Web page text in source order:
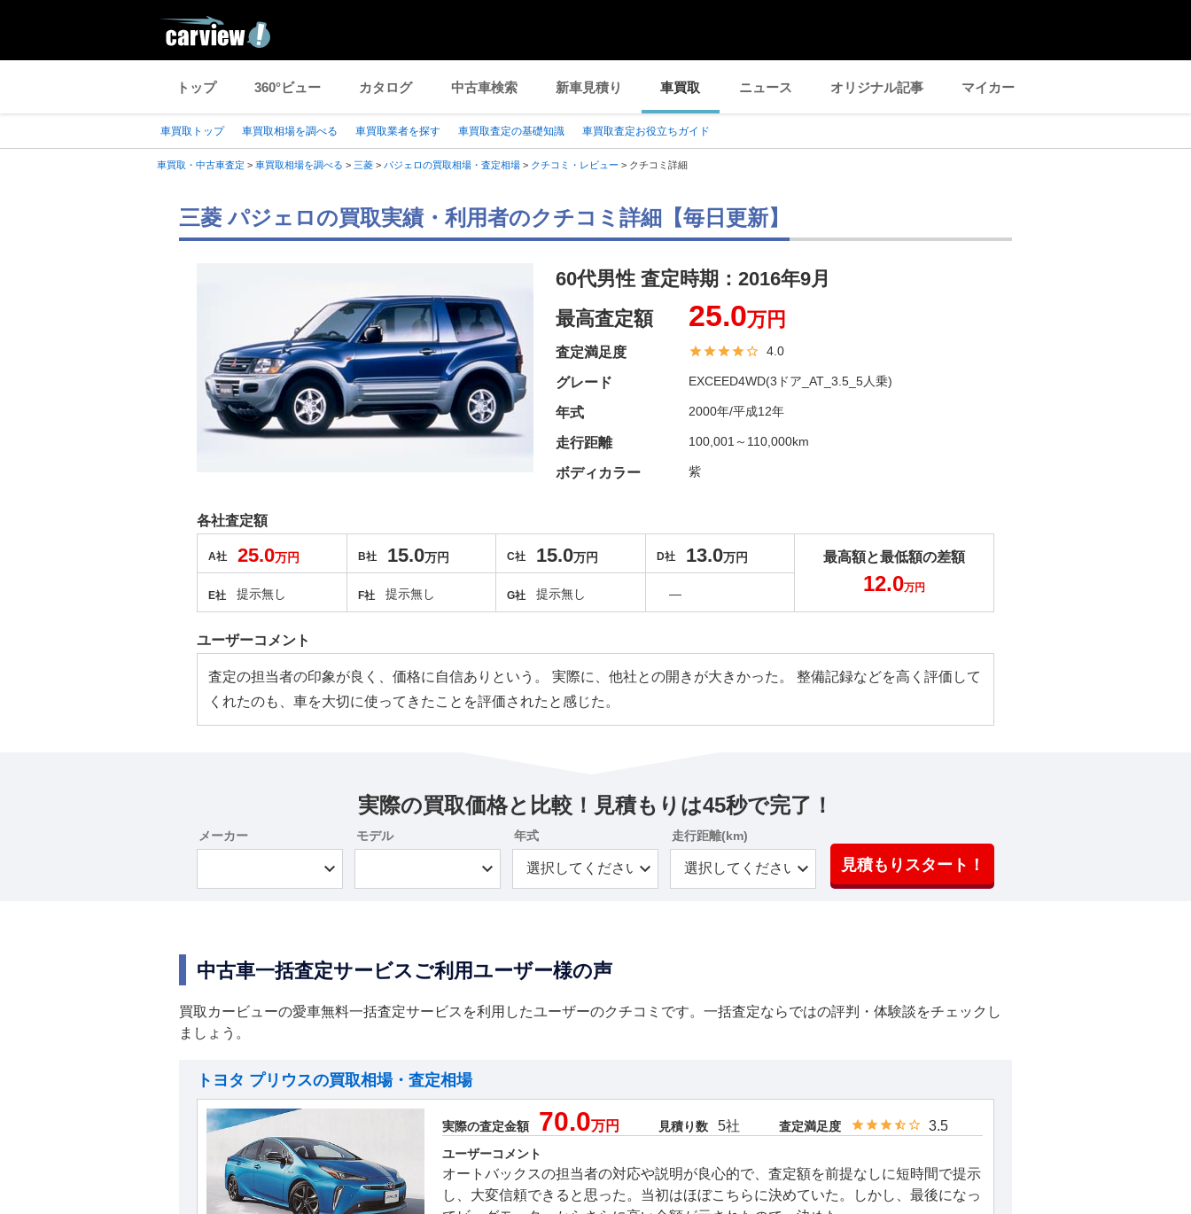
トップ 360°ビュー カタログ 中古車検索 新車見積り 車買取 ニュース オリジナル記事 マイカー
車買取トップ 車買取相場を調べる 車買取業者を探す 車買取査定の基礎知識 車買取査定お役立ちガイド
車買取・中古車査定 > 車買取相場を調べる > 三菱 > パジェロの買取相場・査定相場 > クチコミ・レビュー > クチコミ詳細
三菱 パジェロの買取実績・利用者のクチコミ詳細【毎日更新】
60代男性 査定時期： 2016年9月
最高査定額
25.0万円
査定満足度 4.0
グレード EXCEED4WD(3ドア_AT_3.5_5人乗)
年式 2000年/平成12年
走行距離 100,001～110,000km
ボディカラー 紫
各社査定額
A社 25.0万円 B社 15.0万円 C社 15.0万円 D社 13.0万円
E社 提示無し F社 提示無し G社 提示無し ―
最高額と最低額の差額
12.0万円
ユーザーコメント
査定の担当者の印象が良く、価格に自信ありという。 実際に、他社との開きが大きかった。 整備記録などを高く評価して
くれたのも、車を大切に使ってきたことを評価されたと感じた。
実際の買取価格と比較！見積もりは45秒で完了！
メーカー モデル 年式 走行距離(km)
見積もりスタート！
中古車一括査定サービスご利用ユーザー様の声
買取カービューの愛車無料一括査定サービスを利用したユーザーのクチコミです。一括査定ならではの評判・体験談をチェックし
ましょう。
トヨタ プリウスの買取相場・査定相場
実際の査定金額 70.0万円 見積り数 5社 査定満足度 3.5
ユーザーコメント
オートバックスの担当者の対応や説明が良心的で、査定額を前提なしに短時間で提示
し、大変信頼できると思った。当初はほぼこちらに決めていた。しかし、最後になっ